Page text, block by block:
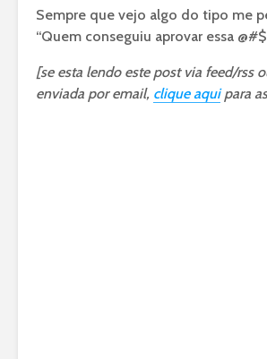
Sempre que vejo algo do tipo me
“Quem conseguiu aprovar essa
[se esta lendo este post via feed/rss
enviada por email, clique aquipara